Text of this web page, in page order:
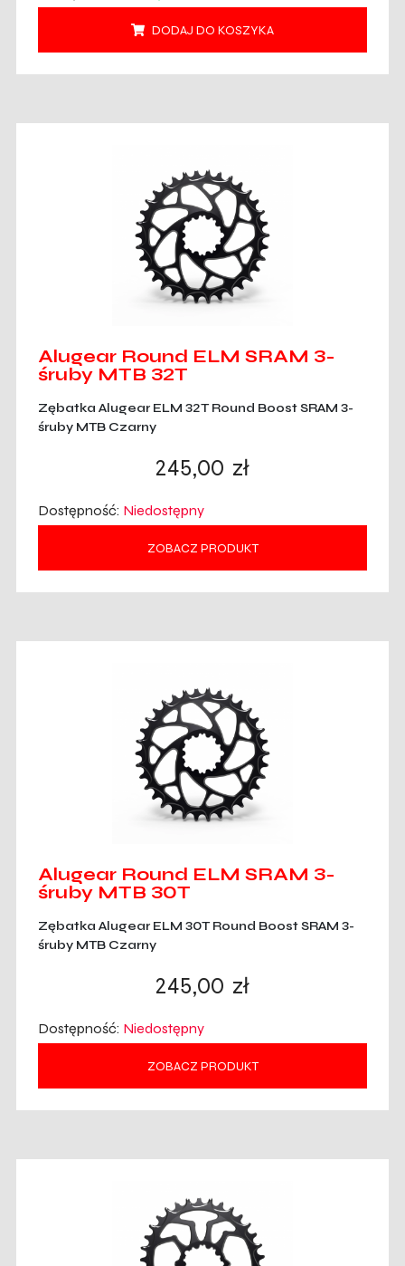
DODAJ DO KOSZYKA
Alugear Round ELM SRAM 3-
śruby MTB 32T
Zębatka Alugear ELM 32T Round Boost SRAM 3-
śruby MTB Czarny
245,00 zł
Dostępność: Niedostępny
ZOBACZ PRODUKT
Alugear Round ELM SRAM 3-
śruby MTB 30T
Zębatka Alugear ELM 30T Round Boost SRAM 3-
śruby MTB Czarny
245,00 zł
Dostępność: Niedostępny
ZOBACZ PRODUKT